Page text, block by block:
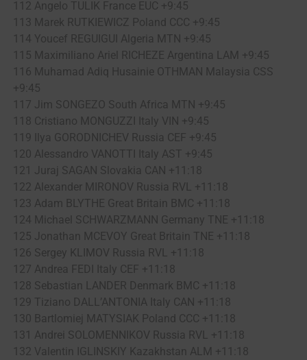
112 Angelo TULIK France EUC +9:45
113 Marek RUTKIEWICZ Poland CCC +9:45
114 Youcef REGUIGUI Algeria MTN +9:45
115 Maximiliano Ariel RICHEZE Argentina LAM +9:45
116 Muhamad Adiq Husainie OTHMAN Malaysia CSS
+9:45
117 Jim SONGEZO South Africa MTN +9:45
118 Cristiano MONGUZZI Italy VIN +9:45
119 Ilya GORODNICHEV Russia CEF +9:45
120 Alessandro VANOTTI Italy AST +9:45
121 Juraj SAGAN Slovakia CAN +11:18
122 Alexander MIRONOV Russia RVL +11:18
123 Adam BLYTHE Great Britain BMC +11:18
124 Michael SCHWARZMANN Germany TNE +11:18
125 Jonathan MCEVOY Great Britain TNE +11:18
126 Sergey KLIMOV Russia RVL +11:18
127 Andrea FEDI Italy CEF +11:18
128 Sebastian LANDER Denmark BMC +11:18
129 Tiziano DALL’ANTONIA Italy CAN +11:18
130 Bartlomiej MATYSIAK Poland CCC +11:18
131 Andrei SOLOMENNIKOV Russia RVL +11:18
132 Valentin IGLINSKIY Kazakhstan ALM +11:18